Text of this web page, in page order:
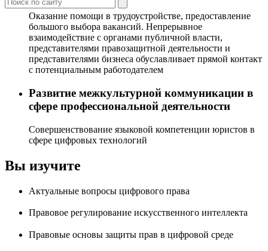
Оказание помощи в трудоустройстве, предоставление
большого выбора вакансий. Непрерывное
взаимодействие с органами публичной власти,
представителями правозащитной деятельности и
представителями бизнеса обуславливает прямой контакт
с потенциальным работодателем
Развитие межкультурной коммуникации в
сфере профессиональной деятельности
Совершенствование языковой компетенции юристов в
сфере цифровых технологий
Вы изучите
Актуальные вопросы цифрового права
Правовое регулирование искусственного интеллекта
Правовые основы защиты прав в цифровой среде